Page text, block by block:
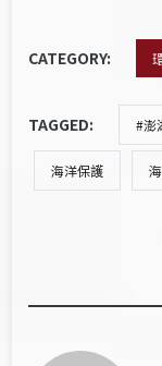
CATEGORY:
TAGGED: #澎
海洋保護